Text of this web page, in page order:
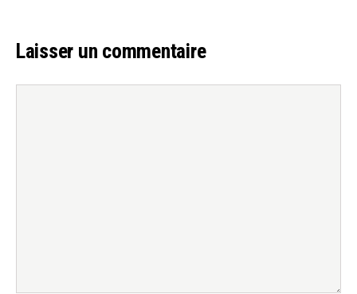
Laisser un commentaire